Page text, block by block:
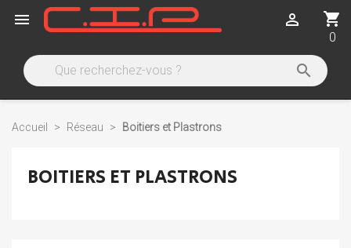
 shopping_cart
0


Accueil Réseau Boitiers et Plastrons
BOITIERS ET PLASTRONS